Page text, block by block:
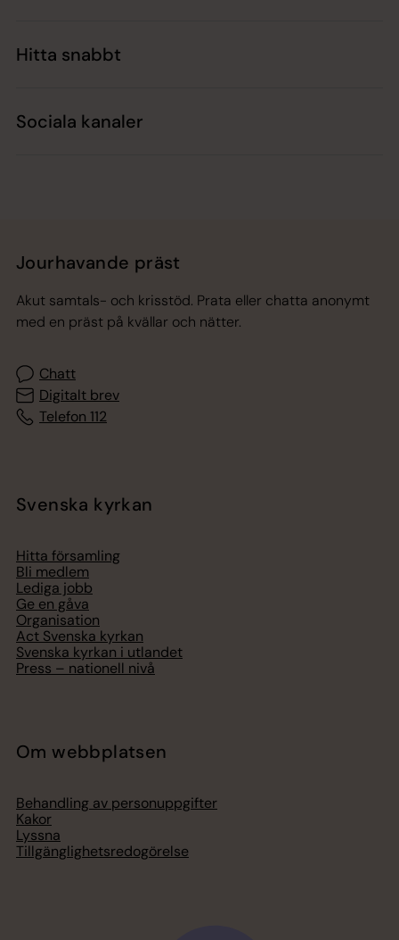
Hitta snabbt
Sociala kanaler
Jourhavande präst
Akut samtals- och krisstöd. Prata eller chatta anonymt
med en präst på kvällar och nätter.
Chatt
Digitalt brev
Telefon 112
Svenska kyrkan
Hitta församling
Bli medlem
Lediga jobb
Ge en gåva
Organisation
Act Svenska kyrkan
Svenska kyrkan i utlandet
Press – nationell nivå
Om webbplatsen
Behandling av personuppgifter
Kakor
Lyssna
Tillgänglighetsredogörelse